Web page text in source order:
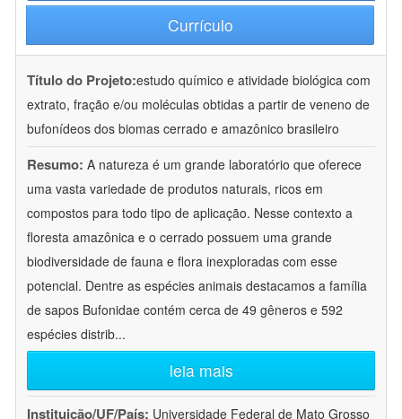
Currículo
Título do Projeto:estudo químico e atividade biológica com
extrato, fração e/ou moléculas obtidas a partir de veneno de
bufonídeos dos biomas cerrado e amazônico brasileiro
Resumo: A natureza é um grande laboratório que oferece
uma vasta variedade de produtos naturais, ricos em
compostos para todo tipo de aplicação. Nesse contexto a
floresta amazônica e o cerrado possuem uma grande
biodiversidade de fauna e flora inexploradas com esse
potencial. Dentre as espécies animais destacamos a família
de sapos Bufonidae contém cerca de 49 gêneros e 592
espécies distrib...
leia mais
Instituição/UF/País: Universidade Federal de Mato Grosso